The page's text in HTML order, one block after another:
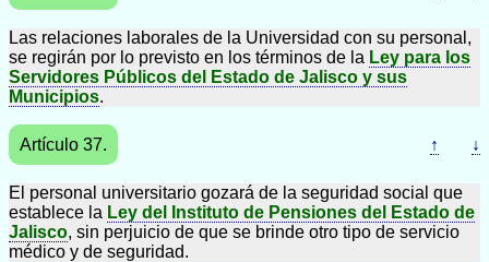
Las relaciones laborales de la Universidad con su personal,
se regirán por lo previsto en los términos de la Ley para los
Servidores Públicos del Estado de Jalisco y sus
Municipios.
Artículo 37. ↑ ↓
El personal universitario gozará de la seguridad social que
establece la Ley del Instituto de Pensiones del Estado de
Jalisco, sin perjuicio de que se brinde otro tipo de servicio
médico y de seguridad.